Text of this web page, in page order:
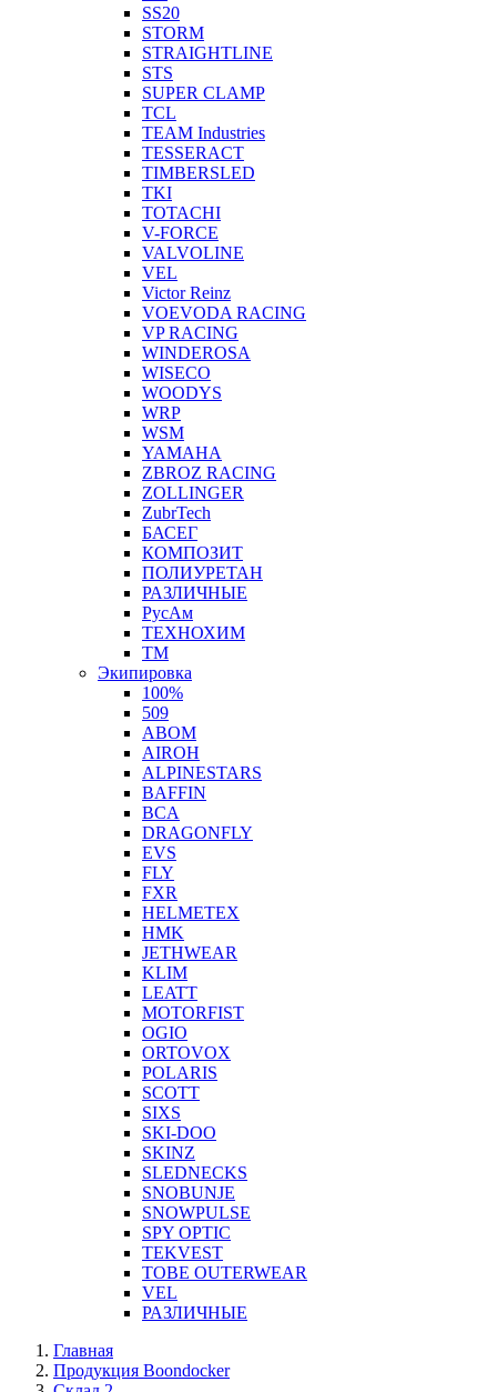
SS20
STORM
STRAIGHTLINE
STS
SUPER CLAMP
TCL
TEAM Industries
TESSERACT
TIMBERSLED
TKI
TOTACHI
V-FORCE
VALVOLINE
VEL
Victor Reinz
VOEVODA RACING
VP RACING
WINDEROSA
WISECO
WOODYS
WRP
WSM
YAMAHA
ZBROZ RACING
ZOLLINGER
ZubrTech
БАСЕГ
КОМПОЗИТ
ПОЛИУРЕТАН
РАЗЛИЧНЫЕ
РусАм
ТЕХНОХИМ
ТМ
Экипировка
100%
509
ABOM
AIROH
ALPINESTARS
BAFFIN
BCA
DRAGONFLY
EVS
FLY
FXR
HELMETEX
HMK
JETHWEAR
KLIM
LEATT
MOTORFIST
OGIO
ORTOVOX
POLARIS
SCOTT
SIXS
SKI-DOO
SKINZ
SLEDNECKS
SNOBUNJE
SNOWPULSE
SPY OPTIC
TEKVEST
TOBE OUTERWEAR
VEL
РАЗЛИЧНЫЕ
Главная
Продукция Boondocker